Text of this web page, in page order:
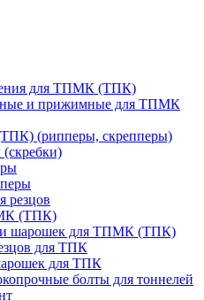
для ТПМК (ТПК)
и прижимные для ТПМК
(рипперы, скрепперы)
резцов
(ТПК)
и шарошек для ТПМК (ТПК)
для ТПК
для ТПК
болты для тоннелей